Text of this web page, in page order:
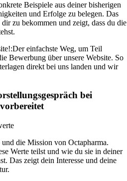
Beispiele aus deiner bisherigen
und Erfolge zu belegen. Das
zu bekommen und zeigt, dass du die
Der einfachste Weg, um Teil
Bewerbung über unsere Website. So
direkt bei uns landen und wir
bei
die Mission von Octapharma.
Werte teilst und wie du sie in deiner
Das zeigt dein Interesse und deine